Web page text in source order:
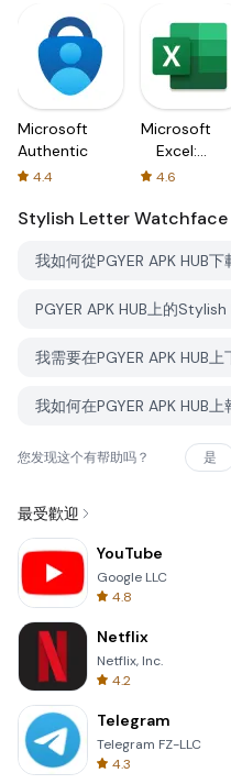
Microsoft
Authenticator
4.4
Microsoft
Excel:
Spreadsheets
4.6
Stylish Letter Watchface
我如何從PGYER APK HUB
PGYER APK HUB上的
您发现这个有帮助吗？ 是
最受歡迎
YouTube
Google LLC
4.8
Netflix
Netflix, Inc.
4.2
Telegram
Telegram FZ-LLC
4.3